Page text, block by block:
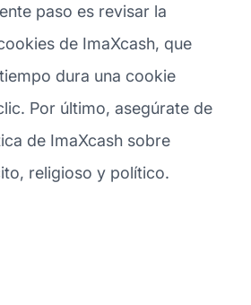
paso es revisar la
de ImaXcash, que
dura una cookie
Por último, asegúrate de
de ImaXcash sobre
religioso y político.